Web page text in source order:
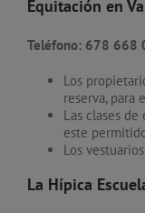
Equitación en
Teléfono: 678 668
Los
reserva, para
Las clases
este
Los
La Hípica